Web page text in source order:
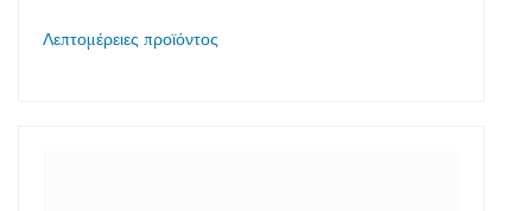
Λεπτομέρειες προϊόντος